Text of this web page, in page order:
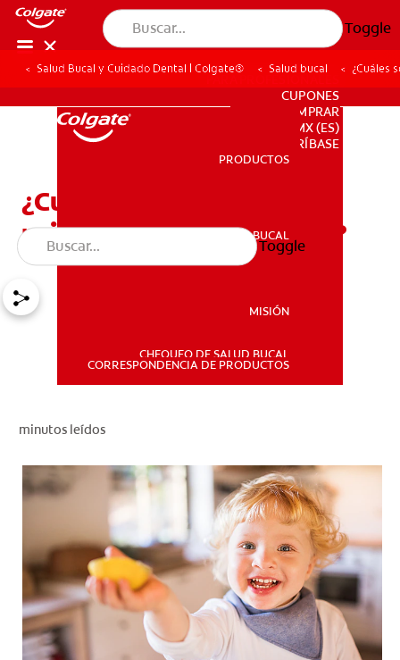
Toggle
PRODUCTOS
SALUD BUCAL
PARA PROFESIONALES
CUPONES
DONDE COMPRAR
MX (ES)
PARA PROFESIONALES
CUPONES
DONDE COMPRAR
MX (ES)
SUSCRÍBASE
PRODUCTOS
SALUD BUCAL
MISIÓN
CHEQUEO DE SALUD BUCAL
CORRESPONDENCIA DE PRODUCTOS
Toggle
Salud Bucal y Cuidado Dental | Colgate® Salud bucal ¿Cuáles
¿Cuáles son los dientes
primarios y sus cuidados?
minutos leídos